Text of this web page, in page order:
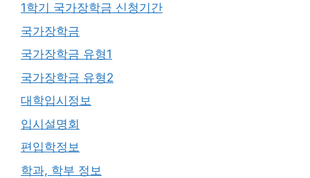
1학기 국가장학금 신청기간
국가장학금
국가장학금 유형1
국가장학금 유형2
대학입시정보
입시설명회
편입학정보
학과, 학부 정보